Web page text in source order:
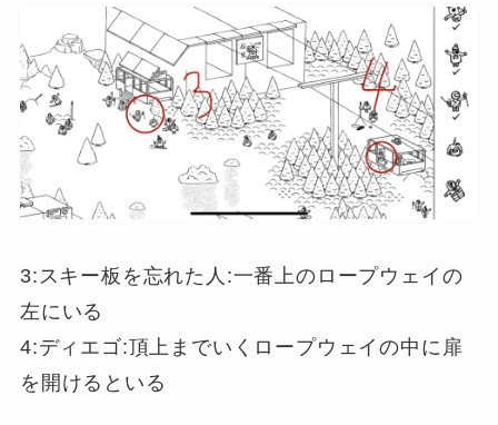
3:スキー板を忘れた人:一番上のロープウェイの
左にいる
4:ディエゴ:頂上までいくロープウェイの中に扉
を開けるといる